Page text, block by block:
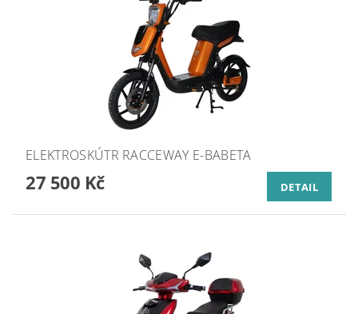
ELEKTROSKÚTR RACCEWAY E-BABETA
27 500 Kč DETAIL